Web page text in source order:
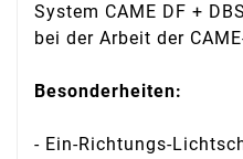
System CAME DF +
bei der Arbeit der
Besonderheiten:
- Ein-Richtungs-